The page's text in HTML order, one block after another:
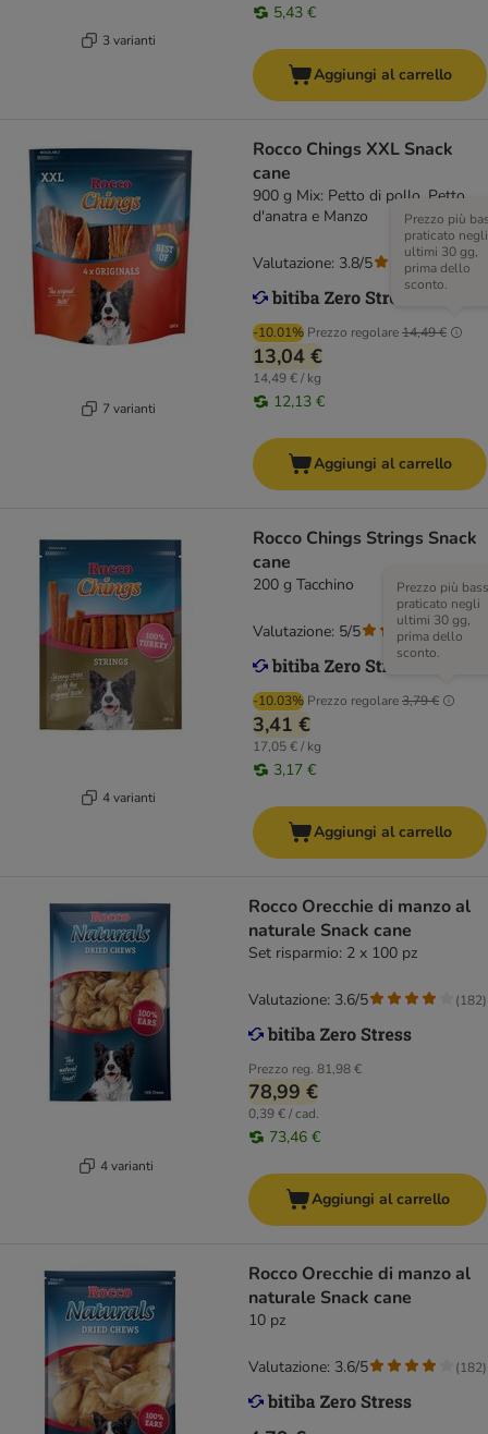
3 varianti
5,43 €
Aggiungi al carrello
7 varianti
Rocco Chings XXL Snack
cane
900 g Mix: Petto di pollo, Petto
d'anatra e Manzo
-10.01% Prezzo regolare14,49 €
Prezzo più
praticato negli
ultimi 30 gg,
prima dello
sconto.
13,04 €
14,49 € / kg
12,13 €
Valutazione: 3.8/5 (77
Aggiungi al carrello
4 varianti
Rocco Chings Strings Snack
cane
200 g Tacchino
-10.03% Prezzo regolare3,79 €
Prezzo più
praticato negli
ultimi 30 gg,
prima dello
sconto.
3,41 €
17,05 € / kg
3,17 €
Valutazione: 5/5 (2)
Aggiungi al carrello
4 varianti
Rocco Orecchie di manzo al
naturale Snack cane
Set risparmio: 2 x 100 pz
Prezzo reg. 81,98 €
78,99 €
0,39 € / cad.
73,46 €
Valutazione: 3.6/5 (182)
Aggiungi al carrello
Rocco Orecchie di manzo al
naturale Snack cane
10 pz
Valutazione: 3.6/5 (182)